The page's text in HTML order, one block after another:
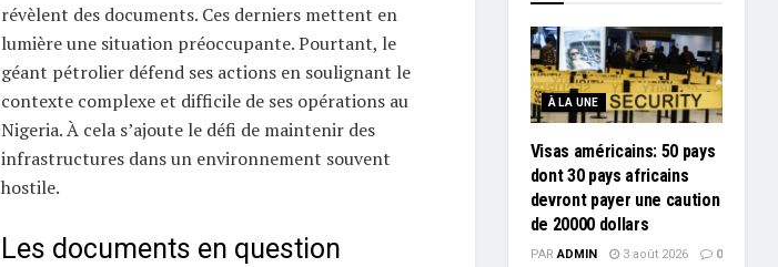
révèlent des documents. Ces derniers mettent en
lumière une situation préoccupante. Pourtant, le
géant pétrolier défend ses actions en soulignant le
contexte complexe et difficile de ses opérations au
Nigeria. À cela s’ajoute le défi de maintenir des
infrastructures dans un environnement souvent
hostile.
Les documents en question
À LA UNE
Visas américains: 50 pays
dont 30 pays africains
devront payer une caution
de 20000 dollars
PAR ADMIN 3 août 2026 0